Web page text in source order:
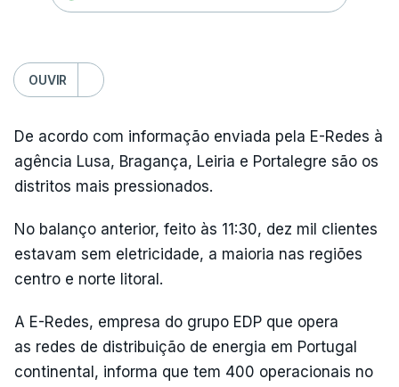
OUVIR
De acordo com informação enviada pela E-Redes à
agência Lusa, Bragança, Leiria e Portalegre são os
distritos mais pressionados.
No balanço anterior, feito às 11:30, dez mil clientes
estavam sem eletricidade, a maioria nas regiões
centro e norte litoral.
A E-Redes, empresa do grupo EDP que opera
as redes de distribuição de energia em Portugal
continental, informa que tem 400 operacionais no